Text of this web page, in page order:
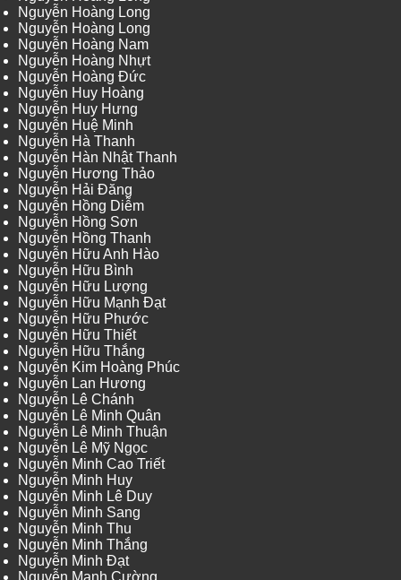
Nguyễn Hoàng Long
Nguyễn Hoàng Long
Nguyễn Hoàng Nam
Nguyễn Hoàng Nhựt
Nguyễn Hoàng Đức
Nguyễn Huy Hoàng
Nguyễn Huy Hưng
Nguyễn Huệ Minh
Nguyễn Hà Thanh
Nguyễn Hàn Nhật Thanh
Nguyễn Hương Thảo
Nguyễn Hải Đăng
Nguyễn Hồng Diễm
Nguyễn Hồng Sơn
Nguyễn Hồng Thanh
Nguyễn Hữu Anh Hào
Nguyễn Hữu Bình
Nguyễn Hữu Lượng
Nguyễn Hữu Mạnh Đạt
Nguyễn Hữu Phước
Nguyễn Hữu Thiết
Nguyễn Hữu Thắng
Nguyễn Kim Hoàng Phúc
Nguyễn Lan Hương
Nguyễn Lê Chánh
Nguyễn Lê Minh Quân
Nguyễn Lê Minh Thuận
Nguyễn Lê Mỹ Ngọc
Nguyễn Minh Cao Triết
Nguyễn Minh Huy
Nguyễn Minh Lê Duy
Nguyễn Minh Sang
Nguyễn Minh Thu
Nguyễn Minh Thắng
Nguyễn Minh Đạt
Nguyễn Mạnh Cường